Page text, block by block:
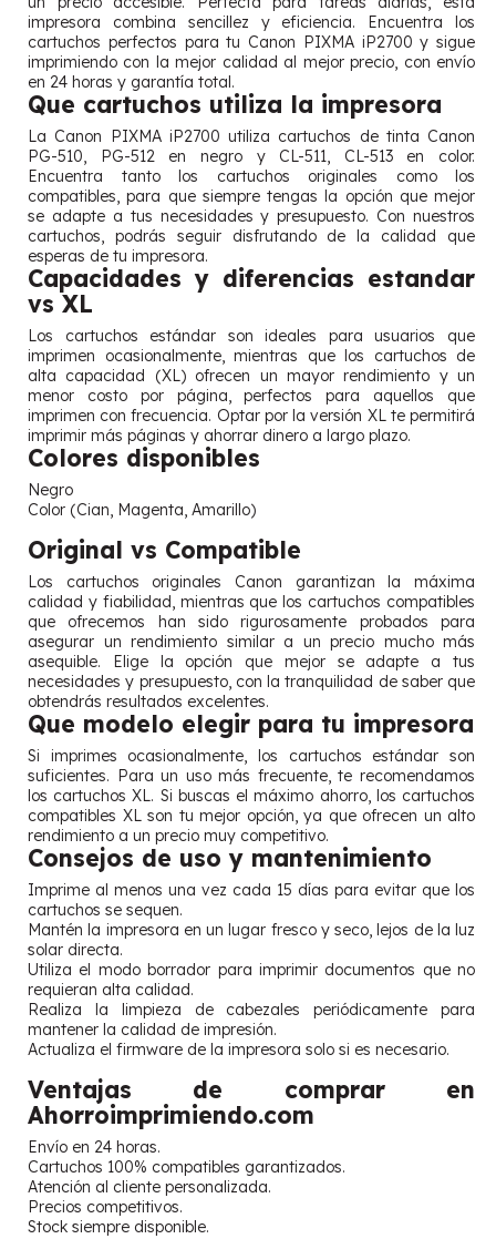
impresora combina sencillez y eficiencia. Encuentra los
cartuchos perfectos para tu Canon PIXMA iP2700 y sigue
imprimiendo con la mejor calidad al mejor precio, con envío
en 24 horas y garantía total.
Que cartuchos utiliza la impresora
La Canon PIXMA iP2700 utiliza cartuchos de tinta Canon
PG-510, PG-512 en negro y CL-511, CL-513 en color.
Encuentra tanto los cartuchos originales como los
compatibles, para que siempre tengas la opción que mejor
se adapte a tus necesidades y presupuesto. Con nuestros
cartuchos, podrás seguir disfrutando de la calidad que
esperas de tu impresora.
Capacidades y diferencias estandar
vs XL
Los cartuchos estándar son ideales para usuarios que
imprimen ocasionalmente, mientras que los cartuchos de
alta capacidad (XL) ofrecen un mayor rendimiento y un
menor costo por página, perfectos para aquellos que
imprimen con frecuencia. Optar por la versión XL te permitirá
imprimir más páginas y ahorrar dinero a largo plazo.
Colores disponibles
Negro
Color (Cian, Magenta, Amarillo)
Original vs Compatible
Los cartuchos originales Canon garantizan la máxima
calidad y fiabilidad, mientras que los cartuchos compatibles
que ofrecemos han sido rigurosamente probados para
asegurar un rendimiento similar a un precio mucho más
asequible. Elige la opción que mejor se adapte a tus
necesidades y presupuesto, con la tranquilidad de saber que
obtendrás resultados excelentes.
Que modelo elegir para tu impresora
Si imprimes ocasionalmente, los cartuchos estándar son
suficientes. Para un uso más frecuente, te recomendamos
los cartuchos XL. Si buscas el máximo ahorro, los cartuchos
compatibles XL son tu mejor opción, ya que ofrecen un alto
rendimiento a un precio muy competitivo.
Consejos de uso y mantenimiento
Imprime al menos una vez cada 15 días para evitar que los
cartuchos se sequen.
Mantén la impresora en un lugar fresco y seco, lejos de la luz
solar directa.
Utiliza el modo borrador para imprimir documentos que no
requieran alta calidad.
Realiza la limpieza de cabezales periódicamente para
mantener la calidad de impresión.
Actualiza el firmware de la impresora solo si es necesario.
Ventajas de comprar en
Ahorroimprimiendo.com
Envío en 24 horas.
Cartuchos 100% compatibles garantizados.
Atención al cliente personalizada.
Precios competitivos.
Stock siempre disponible.